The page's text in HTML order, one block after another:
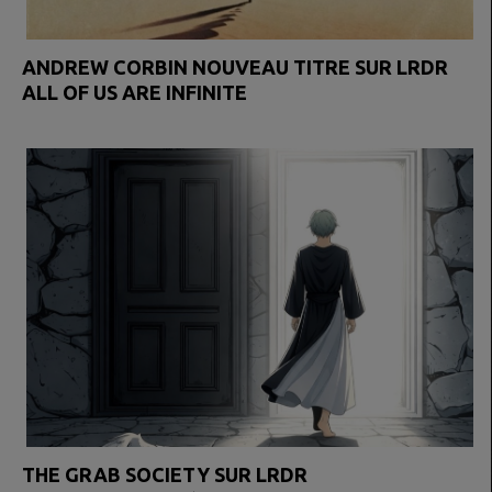
ANDREW CORBIN NOUVEAU TITRE SUR LRDR
ALL OF US ARE INFINITE
THE GRAB SOCIETY SUR LRDR